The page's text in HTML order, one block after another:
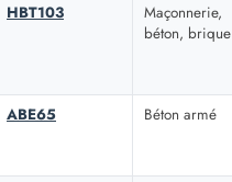
HBT103
Maçonnerie,
béton, brique
ABE65 Béton armé